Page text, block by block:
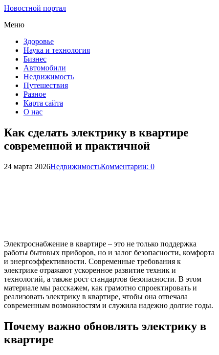
Новостной портал
Меню
Здоровье
Наука и технология
Бизнес
Автомобили
Недвижимость
Путешествия
Разное
Карта сайта
О нас
Как сделать электрику в квартире
современной и практичной
24 марта 2026НедвижимостьКомментарии: 0
Электроснабжение в квартире – это не только поддержка
работы бытовых приборов, но и залог безопасности, комфорта
и энергоэффективности. Современные требования к
электрике отражают ускоренное развитие техник и
технологий, а также рост стандартов безопасности. В этом
материале мы расскажем, как грамотно спроектировать и
реализовать электрику в квартире, чтобы она отвечала
современным возможностям и служила надежно долгие годы.
Почему важно обновлять электрику в
квартире